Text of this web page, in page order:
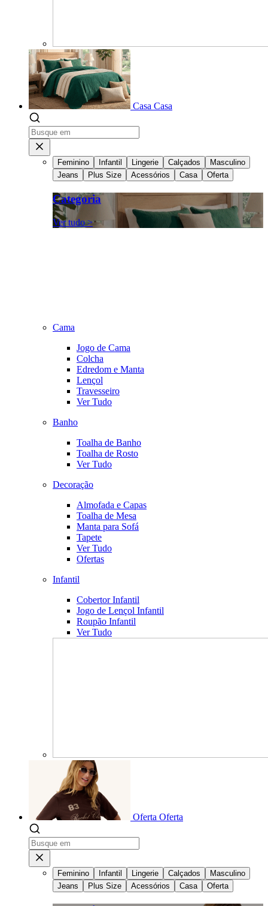
Casa Casa
Feminino Infantil Lingerie Calçados
Masculino
Jeans
Plus Size Acessórios Casa Oferta
Categoria
Ver tudo >
Cama
Jogo de Cama
Colcha
Edredom e Manta
Lençol
Travesseiro
Ver Tudo
Banho
Toalha de Banho
Toalha de Rosto
Ver Tudo
Decoração
Almofada e Capas
Toalha de Mesa
Manta para Sofá
Tapete
Ver Tudo
Ofertas
Infantil
Cobertor Infantil
Jogo de Lençol Infantil
Roupão Infantil
Ver Tudo
Oferta Oferta
Feminino Infantil Lingerie Calçados
Masculino
Jeans
Plus Size Acessórios Casa Oferta